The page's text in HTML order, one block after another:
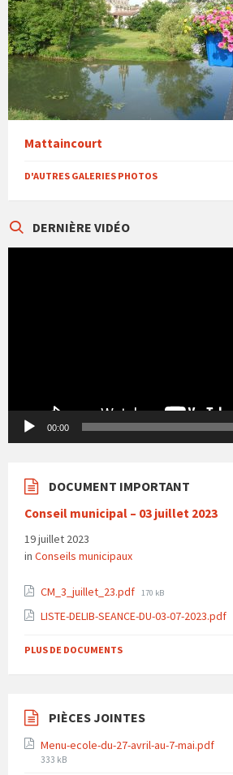
Mattaincourt
D'AUTRES GALERIES PHOTOS
DERNIÈRE VIDÉO
00:00
DOCUMENT IMPORTANT
Conseil municipal – 03 juillet 2023
19 juillet 2023
in Conseils municipaux
CM_3_juillet_23.pdf File
170 kB
LISTE-DELIB-SEANCE-DU-03-07-2023.pdf
PLUS DE DOCUMENTS
PIÈCES JOINTES
Menu-ecole-du-27-avril-au-7-mai.pdf
File
333 kB